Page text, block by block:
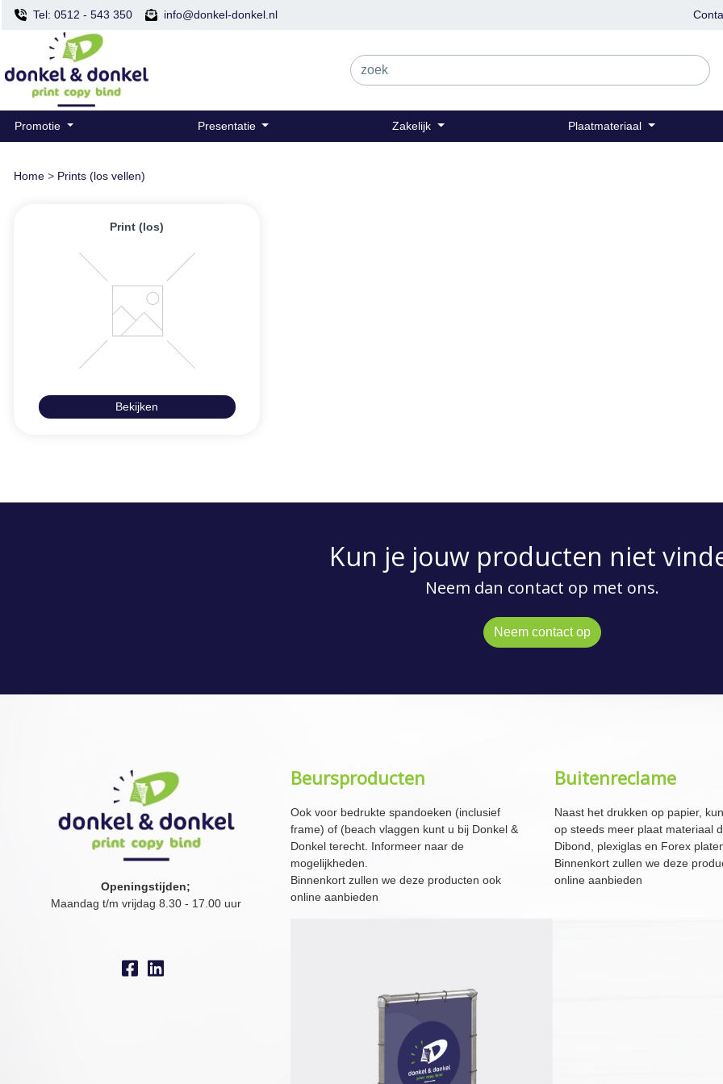
Tel: 0512 - 543 350 info@donkel-donkel.nl
Promotie Presentatie Zakelijk Plaatmateriaal
Home > Prints (los vellen)
Print (los)
Bekijken
Kun je jouw producten niet
Neem dan contact op met ons.
Neem contact op
Openingstijden;
Maandag t/m vrijdag 8.30 - 17.00 uur
Beursproducten
Ook voor bedrukte spandoeken (inclusief
frame) of (beach vlaggen kunt u bij Donkel &
Donkel terecht. Informeer naar de
mogelijkheden.
Binnenkort zullen we deze producten ook
online aanbieden
Buitenreclame
Naast het drukken op papier,
op steeds meer plaat materiaal
Dibond, plexiglas en Forex
Binnenkort zullen we deze
online aanbieden